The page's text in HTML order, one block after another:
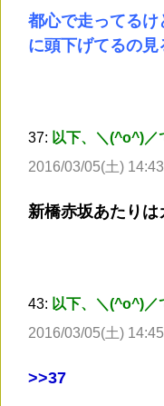
都心で走ってるけ
に頭下げてるの見
37: 以下、＼(^o^)／
2016/03/05(土)
新橋赤坂あたりは
43: 以下、＼(^o^)／
2016/03/05(土)
>>37